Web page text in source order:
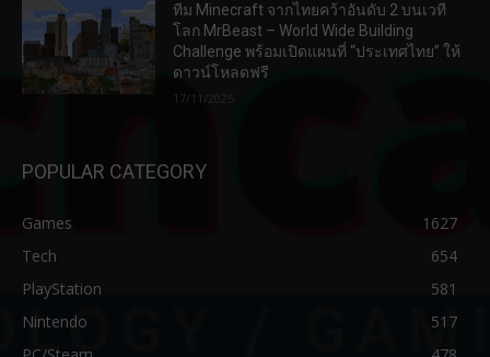
ทีม Minecraft จากไทยคว้าอันดับ 2 บนเวที
โลก MrBeast – World Wide Building
Challenge พร้อมเปิดแผนที่ “ประเทศไทย” ให้
ดาวน์โหลดฟรี
17/11/2025
POPULAR CATEGORY
Games
1627
Tech
654
PlayStation
581
Nintendo
517